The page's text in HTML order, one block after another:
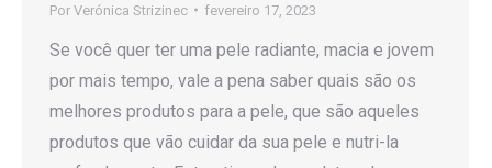
Por Verónica Strizinec fevereiro 17, 2023
Se você quer ter uma pele radiante, macia e jovem
por mais tempo, vale a pena saber quais são os
melhores produtos para a pele, que são aqueles
produtos que vão cuidar da sua pele e nutri-la